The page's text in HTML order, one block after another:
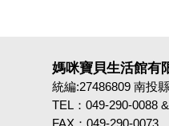
媽咪寶貝生活館有
統編:27486809 南投
TEL：049-290-0088
FAX：049-290-0073